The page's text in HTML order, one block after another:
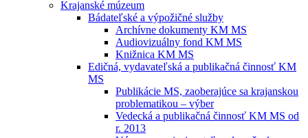
Krajanské múzeum
Bádateľské a výpožičné služby
Archívne dokumenty KM MS
Audiovizuálny fond KM MS
Knižnica KM MS
Edičná, vydavateľská a publikačná činnosť KM
MS
Publikácie MS, zaoberajúce sa krajanskou
problematikou – výber
Vedecká a publikačná činnosť KM MS od
r. 2013